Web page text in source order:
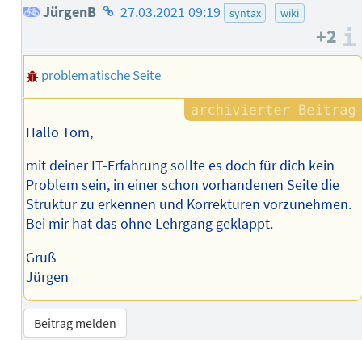
JürgenB Homepage
Autors
27.03.2021 09:19 syntax wiki
+2
problematische Seite
Hallo Tom,
mit deiner IT-Erfahrung sollte es doch für dich kein
Problem sein, in einer schon vorhandenen Seite die
Struktur zu erkennen und Korrekturen vorzunehmen.
Bei mir hat das ohne Lehrgang geklappt.
Gruß
Jürgen
Beitrag melden